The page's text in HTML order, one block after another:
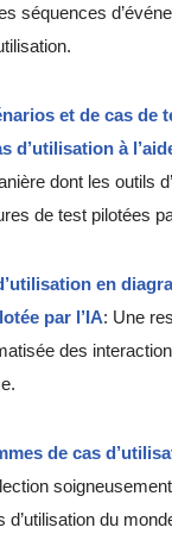
séquences
et de cas de
d’utilisation à
dont les outils
de test pilotées
en
par l’IA: Une
des
de cas
du